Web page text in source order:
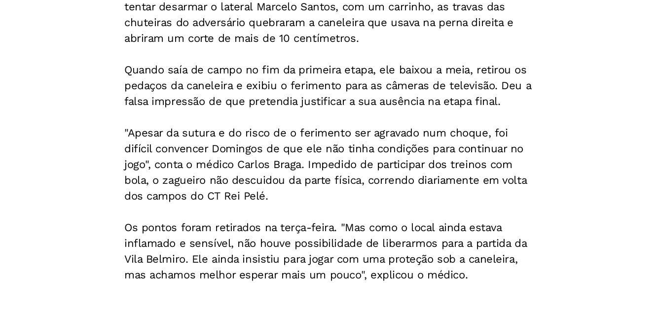
tentar desarmar o lateral Marcelo Santos, com um carrinho, as travas das
chuteiras do adversário quebraram a caneleira que usava na perna direita e
abriram um corte de mais de 10 centímetros.
Quando saía de campo no fim da primeira etapa, ele baixou a meia, retirou os
pedaços da caneleira e exibiu o ferimento para as câmeras de televisão. Deu a
falsa impressão de que pretendia justificar a sua ausência na etapa final.
"Apesar da sutura e do risco de o ferimento ser agravado num choque, foi
difícil convencer Domingos de que ele não tinha condições para continuar no
jogo", conta o médico Carlos Braga. Impedido de participar dos treinos com
bola, o zagueiro não descuidou da parte física, correndo diariamente em volta
dos campos do CT Rei Pelé.
Os pontos foram retirados na terça-feira. "Mas como o local ainda estava
inflamado e sensível, não houve possibilidade de liberarmos para a partida da
Vila Belmiro. Ele ainda insistiu para jogar com uma proteção sob a caneleira,
mas achamos melhor esperar mais um pouco", explicou o médico.